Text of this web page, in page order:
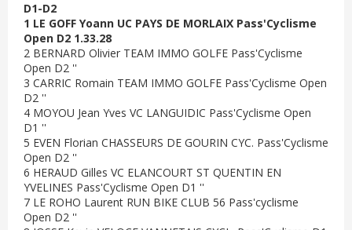
D1-D2
1 LE GOFF Yoann UC PAYS DE MORLAIX Pass'Cyclisme
Open D2 1.33.28
2 BERNARD Olivier TEAM IMMO GOLFE Pass'Cyclisme
Open D2 ''
3 CARRIC Romain TEAM IMMO GOLFE Pass'Cyclisme Open
D2 ''
4 MOYOU Jean Yves VC LANGUIDIC Pass'Cyclisme Open
D1 ''
5 EVEN Florian CHASSEURS DE GOURIN CYC. Pass'Cyclisme
Open D2 ''
6 HERAUD Gilles VC ELANCOURT ST QUENTIN EN
YVELINES Pass'Cyclisme Open D1 ''
7 LE ROHO Laurent RUN BIKE CLUB 56 Pass'cyclisme
Open D2 ''